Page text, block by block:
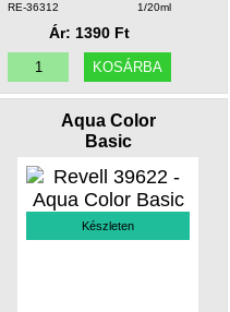
RE-36312 1/20ml
Ár: 1390 Ft
Aqua Color
Basic
Készleten